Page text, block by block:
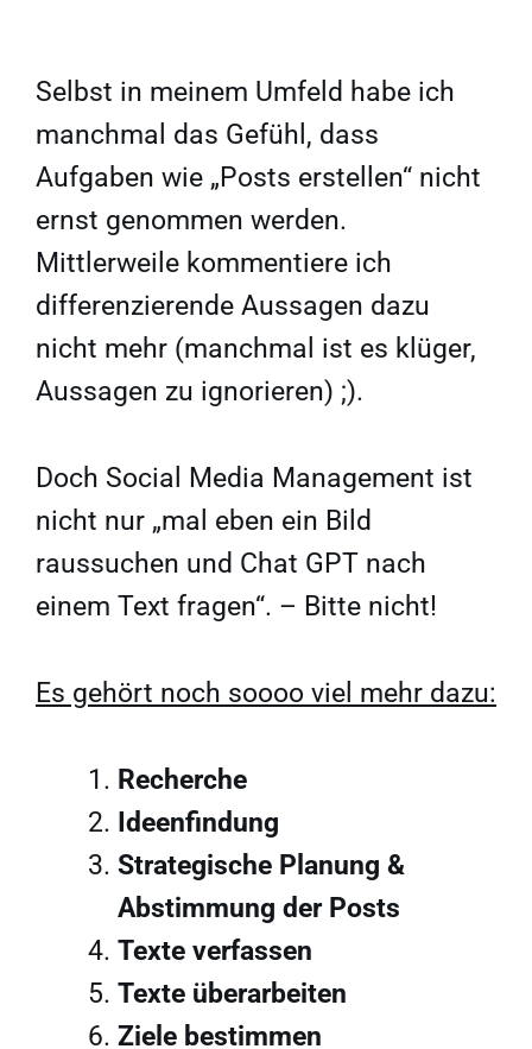
Selbst in meinem Umfeld habe ich
manchmal das Gefühl, dass
Aufgaben wie „Posts erstellen“ nicht
ernst genommen werden.
Mittlerweile kommentiere ich
differenzierende Aussagen dazu
nicht mehr (manchmal ist es klüger,
Aussagen zu ignorieren) ;).
Doch Social Media Management ist
nicht nur „mal eben ein Bild
raussuchen und Chat GPT nach
einem Text fragen“. – Bitte nicht!
Es gehört noch soooo viel mehr dazu:
Recherche
Ideenfindung
Strategische Planung &
Abstimmung der Posts
Texte verfassen
Texte überarbeiten
Ziele bestimmen